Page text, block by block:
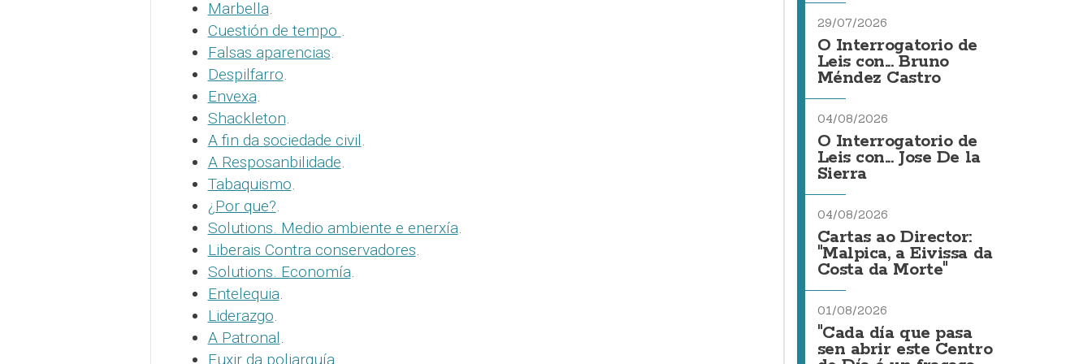
Marbella.
Cuestión de tempo .
Falsas aparencias.
Despilfarro.
Envexa.
Shackleton.
A fin da sociedade civil.
A Resposanbilidade.
Tabaquismo.
¿Por que?.
Solutions. Medio ambiente e enerxía.
Liberais Contra conservadores.
Solutions. Economía.
Entelequia.
Liderazgo.
A Patronal.
Fuxir da poliarquía
29/07/2026
O Interrogatorio de
Leis con... Bruno
Méndez Castro
04/08/2026
O Interrogatorio de
Leis con... Jose De la
Sierra
04/08/2026
Cartas ao Director:
"Malpica, a Eivissa da
Costa da Morte"
01/08/2026
"Cada día que pasa
sen abrir este Centro